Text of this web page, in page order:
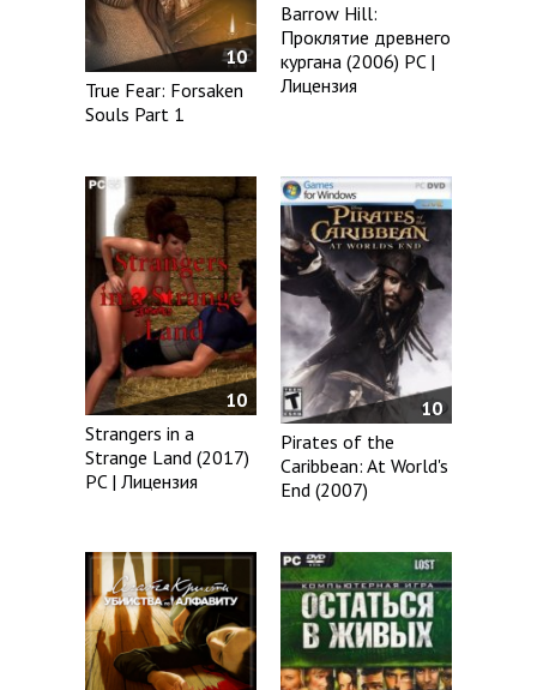
10
True Fear: Forsaken
Souls Part 1
Barrow Hill:
Проклятие древнего
кургана (2006) PC |
Лицензия
10
Strangers in a
Strange Land (2017)
PC | Лицензия
10
Pirates of the
Caribbean: At World's
End (2007)